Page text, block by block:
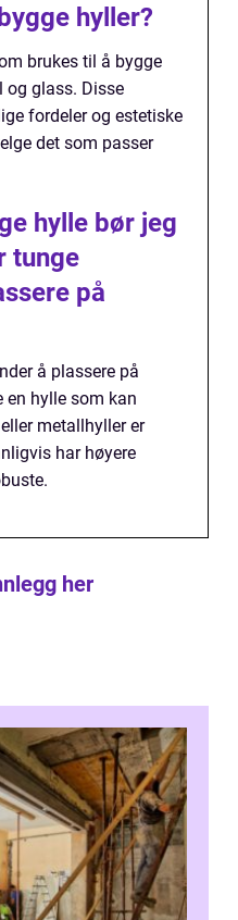
hyller?
brukes til å bygge
og glass. Disse
fordeler og estetiske
det som passer
hylle bør jeg
tunge
på
å plassere på
en hylle som kan
metallhyller er
har høyere
her